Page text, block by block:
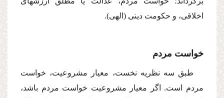
اخلاقى، و حكومت دینى (الهى).
خواست مردم
طبق سه نظریه نخست، معیار مشروعیت، خواست
مردم است. اگر معیار مشروعیت خواست مردم باشد،